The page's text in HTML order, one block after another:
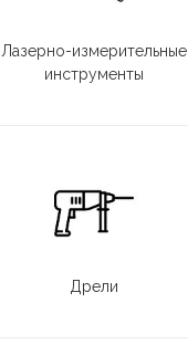
Лазерно-измерительные
инструменты
Дрели